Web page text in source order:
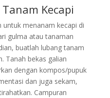
Kecapi
untuk menanam kecapi di
gulma atau tanaman
buatlah lubang tanam
Tanah bekas galian
dengan kompos/pupuk
dan juga sekam,
Campuran